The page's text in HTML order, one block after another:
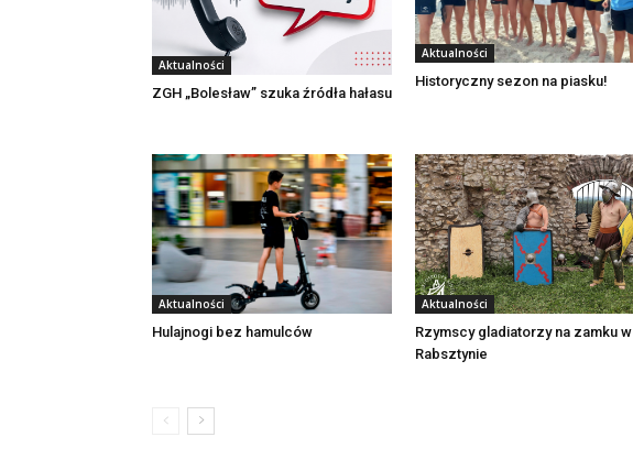
Aktualności
ZGH „Bolesław” szuka źródła hałasu
Aktualności
Historyczny sezon na piasku!
Aktualności
Hulajnogi bez hamulców
Aktualności
Rzymscy gladiatorzy na zamku w
Rabsztynie